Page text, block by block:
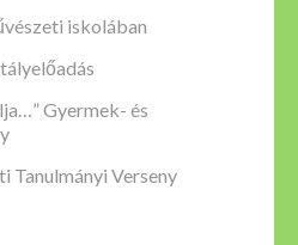
iskolában
Gyermek- és
Tanulmányi Verseny